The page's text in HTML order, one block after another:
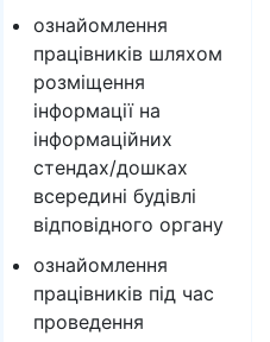
ознайомлення
працівників шляхом
розміщення
інформації на
інформаційних
стендах/дошках
всередині будівлі
відповідного органу
ознайомлення
працівників під час
проведення